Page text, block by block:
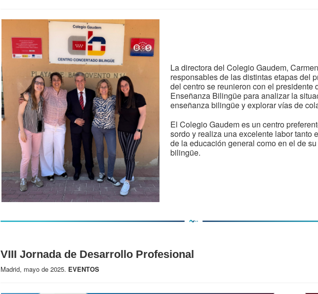
La directora del Colegio Gaudem,
responsables de las distintas etapas del
del centro se reunieron con el presidente
Enseñanza Bilingüe para analizar la
enseñanza bilingüe y explorar vías de
El Colegio Gaudem es un centro
sordo y realiza una excelente labor tanto
de la educación general como en el de
bilingüe.
VIII Jornada de Desarrollo Profesional
Madrid, mayo de 2025. EVENTOS